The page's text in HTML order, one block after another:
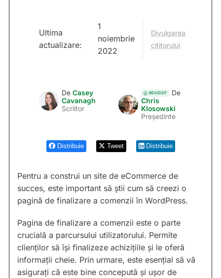
Ultima
actualizare:
1
noiembrie
2022
Divulgarea
cititorului
De Casey
Cavanagh
Scriitor
REVIZUIT
De
Chris
Klosowski
Președinte
Distribuie Tweet Distribuie
Pentru a construi un site de eCommerce de
succes, este important să știi cum să creezi o
pagină de finalizare a comenzii în WordPress.
Pagina de finalizare a comenzii este o parte
crucială a parcursului utilizatorului. Permite
clienților să își finalizeze achizițiile și le oferă
informații cheie. Prin urmare, este esențial să vă
asigurați că este bine concepută și ușor de